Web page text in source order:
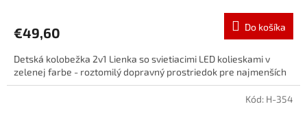
€49,60 Do košíka
Detská kolobežka 2v1 Lienka so svietiacimi LED kolieskami v
zelenej farbe - roztomilý dopravný prostriedok pre najmenších
Kód: H-354